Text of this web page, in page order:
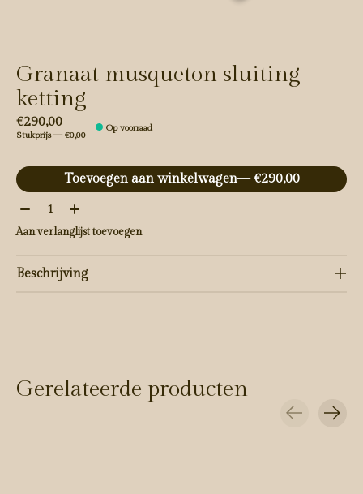
Granaat musqueton sluiting
ketting
€290,00
Stukprijs — €0,00
Op voorraad
Toevoegen aan winkelwagen
— €290,00
Aantal:
Aan verlanglijst toevoegen
Beschrijving
Gerelateerde producten